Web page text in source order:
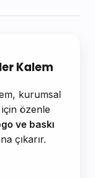
Kalem
kurumsal
özenle
ve baskı
çıkarır.